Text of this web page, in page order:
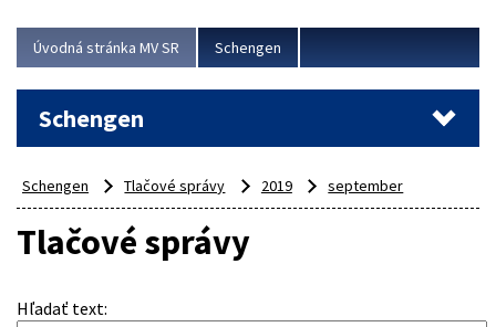
demonštrovať pripravenosť Slovenska na možné...
Úvodná stránka MV SR Schengen
Schengen
Schengen Tlačové správy 2019 september
Tlačové správy
Hľadať text: